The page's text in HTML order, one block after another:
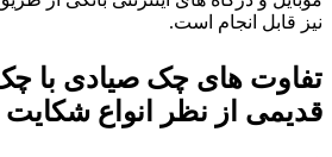
نیز قابل انجام است.
تفاوت های چک صیادی با
قدیمی از نظر انواع شکایت